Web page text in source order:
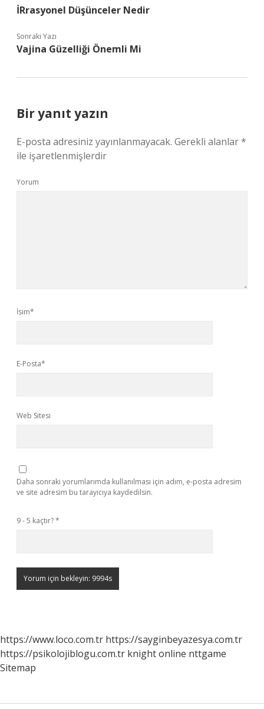
İRrasyonel Düşünceler Nedir
Sonraki Yazı
Vajina Güzelliği Önemli Mi
Bir yanıt yazın
E-posta adresiniz yayınlanmayacak. Gerekli alanlar*
ile işaretlenmişlerdir
Yorum
İsim*
E-Posta*
Web Sitesi
Daha sonraki yorumlarımda kullanılması için adım, e-posta adresim
ve site adresim bu tarayıcıya kaydedilsin.
9 - 5 kaçtır?*
https://www.loco.com.tr https://sayginbeyazesya.com.tr
https://psikolojiblogu.com.tr knight online nttgame
Sitemap